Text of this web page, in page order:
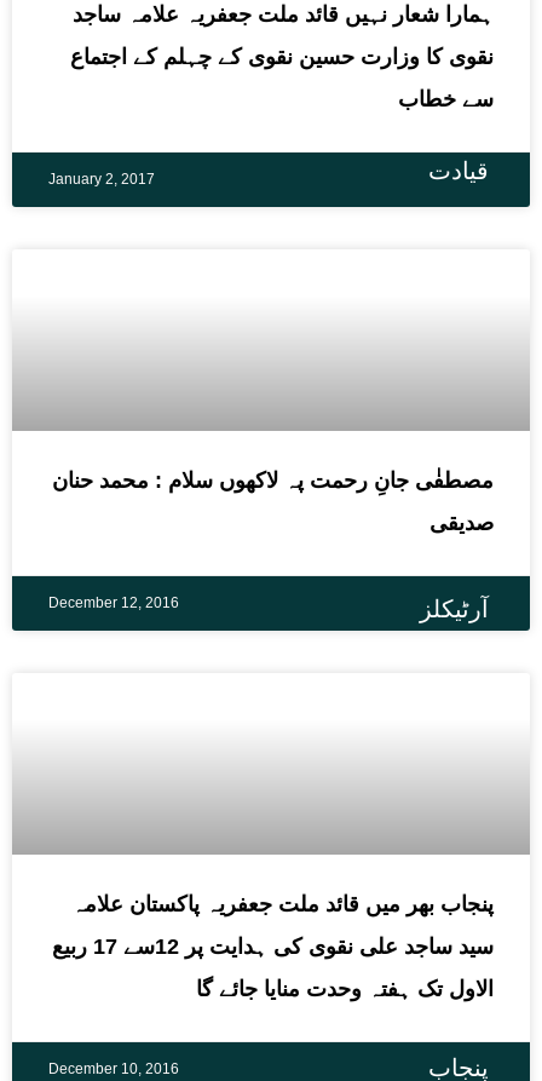
قیادت
ہمارا شعار نہیں قائد ملت جعفریہ علامہ ساجد
نقوی کا وزارت حسین نقوی کے چہلم کے اجتماع
سے خطاب
January 2, 2017
آرٹیکلز
مصطفٰی جانِ رحمت پہ لاکھوں سلام : محمد حنان
صدیقی
December 12, 2016
پنجاب
پنجاب بھر میں قائد ملت جعفریہ پاکستان علامہ
سید ساجد علی نقوی کی ہدایت پر 12سے 17 ربیع
الاول تک ہفتہ وحدت منایا جائے گا
December 10, 2016